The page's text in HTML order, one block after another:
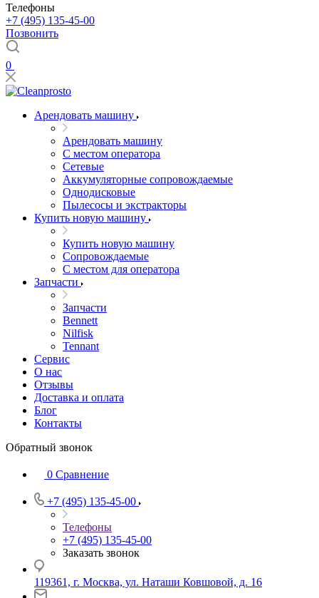
Телефоны
+7 (495) 135-45-00
Позвонить
0
Арендовать машину
Арендовать машину
С местом оператора
Сетевые
Аккумуляторные сопровождаемые
Однодисковые
Пылесосы и экстракторы
Купить новую машину
Купить новую машину
Сопровождаемые
С местом для оператора
Запчасти
Запчасти
Bennett
Nilfisk
Tennant
Сервис
О нас
Отзывы
Доставка и оплата
Блог
Контакты
Обратный звонок
0 Сравнение
+7 (495) 135-45-00
Телефоны
+7 (495) 135-45-00
Заказать звонок
119361, г. Москва, ул. Наташи Ковшовой, д. 16